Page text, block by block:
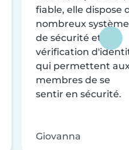
fiable, elle dispose
nombreux
de sécurité et de
vérification
qui permettent
membres de se
sentir en sécurité.
Giovanna